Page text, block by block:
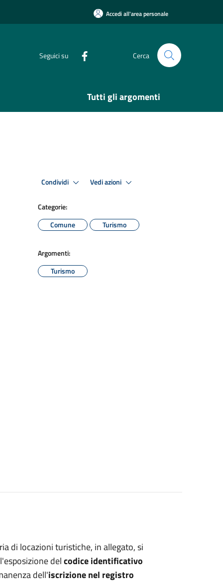
Accedi all'area personale
Seguici su Cerca
Tutti gli argomenti
Condividi Vedi azioni
Categorie:
Comune
Turismo
Argomenti:
Turismo
di locazioni turistiche, in allegato, si
delcodice identificativo
dell'iscrizione nel registro